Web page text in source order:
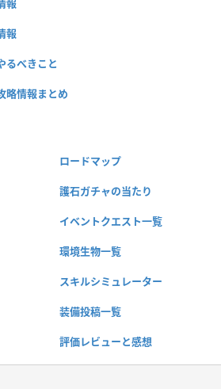
報
報
るべきこと
略情報まとめ
ロードマップ
護石ガチャの当たり
イベントクエスト一覧
環境生物一覧
スキルシミュレーター
装備投稿一覧
評価レビューと感想